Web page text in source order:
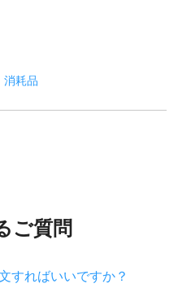
消耗品
ご質問
すればいいですか？